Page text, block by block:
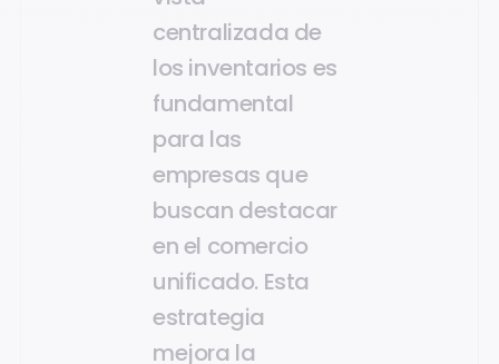
centralizada de
los inventarios es
fundamental
para las
empresas que
buscan destacar
en el comercio
unificado. Esta
estrategia
mejora la